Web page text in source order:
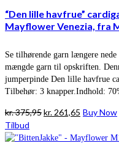
“Den lille havfrue”
Mayflower Venezia, fra
Se tilhørende garn længere
mængde garn til opskriften.
jumperpinde Den lille havfrue
Tilbehør: 3 knapper.Indhold:
kr.375,95Den
pris
kr. 261,65 Den
pris
Buy Now
Tilbud